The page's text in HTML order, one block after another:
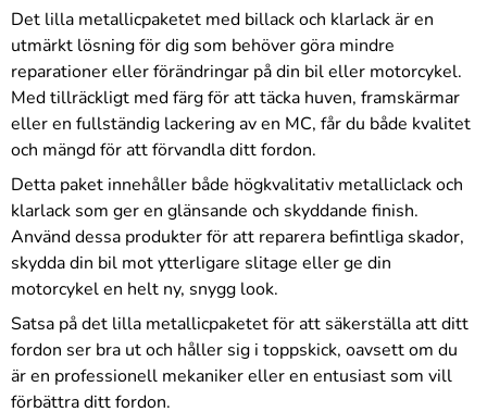
Det lilla metallicpaketet med billack och klarlack är en
utmärkt lösning för dig som behöver göra mindre
reparationer eller förändringar på din bil eller motorcykel.
Med tillräckligt med färg för att täcka huven, framskärmar
eller en fullständig lackering av en MC, får du både kvalitet
och mängd för att förvandla ditt fordon.
Detta paket innehåller både högkvalitativ metalliclack och
klarlack som ger en glänsande och skyddande finish.
Använd dessa produkter för att reparera befintliga skador,
skydda din bil mot ytterligare slitage eller ge din
motorcykel en helt ny, snygg look.
Satsa på det lilla metallicpaketet för att säkerställa att ditt
fordon ser bra ut och håller sig i toppskick, oavsett om du
är en professionell mekaniker eller en entusiast som vill
förbättra ditt fordon.